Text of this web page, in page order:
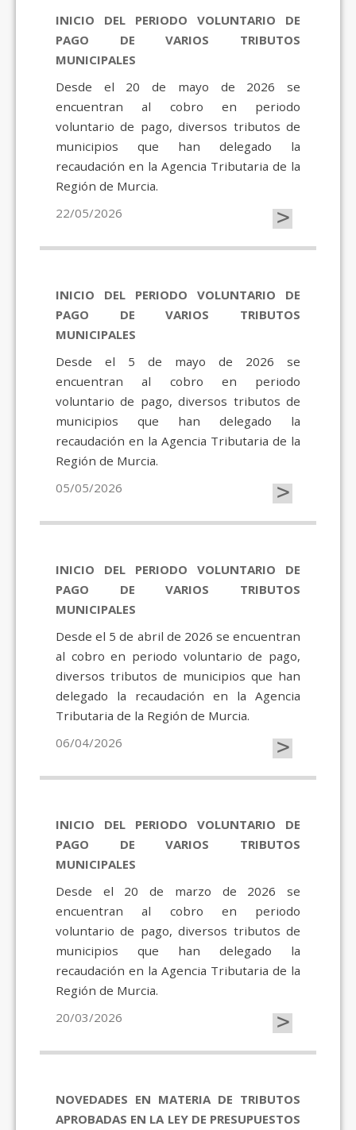
INICIO DEL PERIODO VOLUNTARIO DE
PAGO DE VARIOS TRIBUTOS
MUNICIPALES
Desde el 20 de mayo de 2026 se
encuentran al cobro en periodo
voluntario de pago, diversos tributos de
municipios que han delegado la
recaudación en la Agencia Tributaria de la
Región de Murcia.
22/05/2026
>
INICIO DEL PERIODO VOLUNTARIO DE
PAGO DE VARIOS TRIBUTOS
MUNICIPALES
Desde el 5 de mayo de 2026 se
encuentran al cobro en periodo
voluntario de pago, diversos tributos de
municipios que han delegado la
recaudación en la Agencia Tributaria de la
Región de Murcia.
05/05/2026
>
INICIO DEL PERIODO VOLUNTARIO DE
PAGO DE VARIOS TRIBUTOS
MUNICIPALES
Desde el 5 de abril de 2026 se encuentran
al cobro en periodo voluntario de pago,
diversos tributos de municipios que han
delegado la recaudación en la Agencia
Tributaria de la Región de Murcia.
06/04/2026
>
INICIO DEL PERIODO VOLUNTARIO DE
PAGO DE VARIOS TRIBUTOS
MUNICIPALES
Desde el 20 de marzo de 2026 se
encuentran al cobro en periodo
voluntario de pago, diversos tributos de
municipios que han delegado la
recaudación en la Agencia Tributaria de la
Región de Murcia.
20/03/2026
>
NOVEDADES EN MATERIA DE TRIBUTOS
APROBADAS EN LA LEY DE PRESUPUESTOS